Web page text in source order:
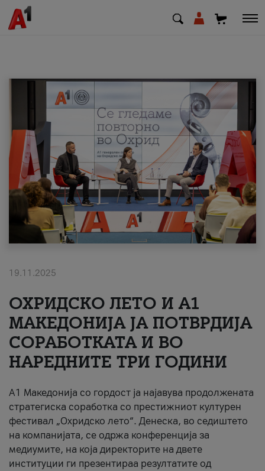
МК SQ
Приватни Деловни
Поддршка
Надополни кредит
#ПодобарОнлајн
19.11.2025
ОХРИДСКО ЛЕТО И A1
МАКЕДОНИЈА ЈА ПОТВРДИЈА
СОРАБОТКАТА И ВО
НАРЕДНИТЕ ТРИ ГОДИНИ
A1 Македонија со гордост ја најавува продолжената
стратегиска соработка со престижниот културен
фестивал „Охридско лето“. Денеска, во седиштето
на компанијата, се одржа конференција за
медиумите, на која директорите на двете
институции ги презентираа резултатите од